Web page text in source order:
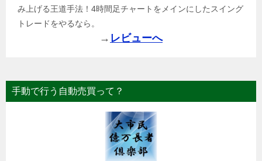
み上げる王道手法！4時間足チャートをメインにしたスイング
トレードをやるなら。
→ レビューへ
手動で行う自動売買って？